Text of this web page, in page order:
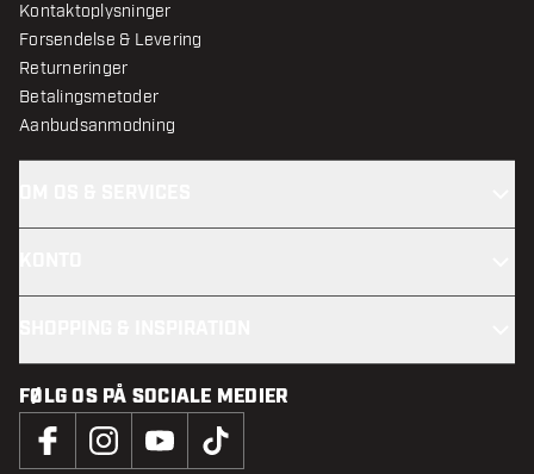
Kontaktoplysninger
Forsendelse & Levering
Returneringer
Betalingsmetoder
Aanbudsanmodning
FØLG OS PÅ SOCIALE MEDIER